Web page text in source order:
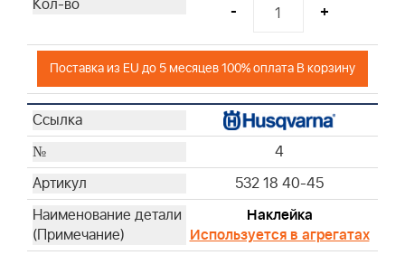
- +
Поставка из EU до 5 месяцев 100% оплата В корзину
4
532 18 40-45
Наклейка
Используется в агрегатах